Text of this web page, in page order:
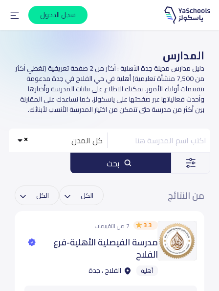
سجل الدخول
المدارس
دليل مدارس مدينة جدة الأهلية : أكثر من 2 صفحة تعريفية (تغطي أكثر
من 7,500 منشأة تعليمية) أهلية في حي الفلاح في جدة مدعومة
بتقييمات أولياء الأمور. يمكنك الاطلاع على بيانات المدرسة وأخبارها
وأحدث فعالياتها عبر صفحتها على ياسكولز، كما نساعدك على المقارنة
بين أكثر من مدرسة حتى تتمكن من اختيار المدرسة الأنسب لأبنائك.
كل المدن
من النتائج
3.3 7 من التقييمات
مدرسة الفيصلية الأهلية-فرع
الفلاح
أهلية الفلاح ، جدة